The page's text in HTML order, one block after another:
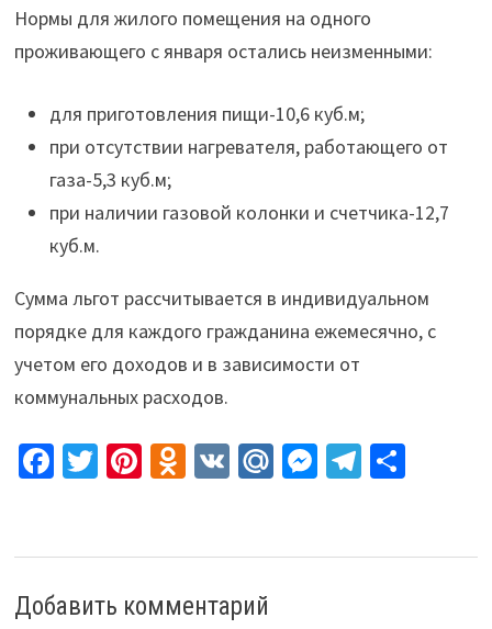
Нормы для жилого помещения на одного
проживающего с января остались неизменными:
для приготовления пищи-10,6 куб.м;
при отсутствии нагревателя, работающего от
газа-5,3 куб.м;
при наличии газовой колонки и счетчика-12,7
куб.м.
Сумма льгот рассчитывается в индивидуальном
порядке для каждого гражданина ежемесячно, с
учетом его доходов и в зависимости от
коммунальных расходов.
Fa
o
o
T
er
Pi
es
t
O
o
kl
V M
R
M
n
Te
a
О
р
Добавить комментарий